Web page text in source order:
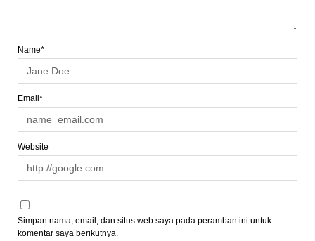
Name*
Email*
Website
Simpan nama, email, dan situs web saya pada peramban ini untuk
komentar saya berikutnya.